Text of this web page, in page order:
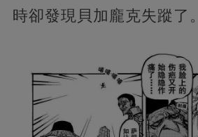
時卻發現貝加龐克失蹤了。